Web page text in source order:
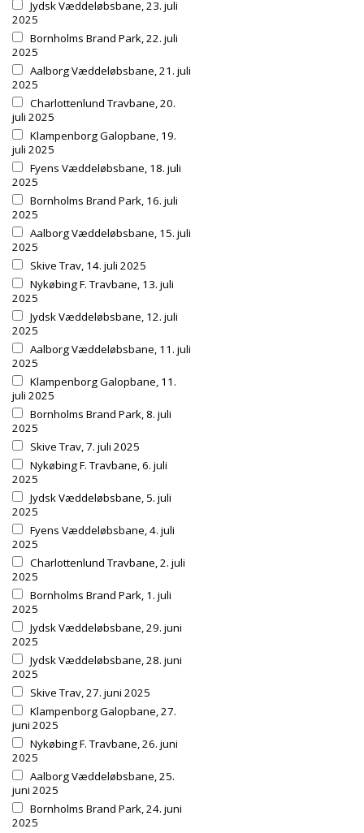
Jydsk Væddeløbsbane, 23. juli
2025
Bornholms Brand Park, 22. juli
2025
Aalborg Væddeløbsbane, 21. juli
2025
Charlottenlund Travbane, 20.
juli 2025
Klampenborg Galopbane, 19.
juli 2025
Fyens Væddeløbsbane, 18. juli
2025
Bornholms Brand Park, 16. juli
2025
Aalborg Væddeløbsbane, 15. juli
2025
Skive Trav, 14. juli 2025
Nykøbing F. Travbane, 13. juli
2025
Jydsk Væddeløbsbane, 12. juli
2025
Aalborg Væddeløbsbane, 11. juli
2025
Klampenborg Galopbane, 11.
juli 2025
Bornholms Brand Park, 8. juli
2025
Skive Trav, 7. juli 2025
Nykøbing F. Travbane, 6. juli
2025
Jydsk Væddeløbsbane, 5. juli
2025
Fyens Væddeløbsbane, 4. juli
2025
Charlottenlund Travbane, 2. juli
2025
Bornholms Brand Park, 1. juli
2025
Jydsk Væddeløbsbane, 29. juni
2025
Jydsk Væddeløbsbane, 28. juni
2025
Skive Trav, 27. juni 2025
Klampenborg Galopbane, 27.
juni 2025
Nykøbing F. Travbane, 26. juni
2025
Aalborg Væddeløbsbane, 25.
juni 2025
Bornholms Brand Park, 24. juni
2025